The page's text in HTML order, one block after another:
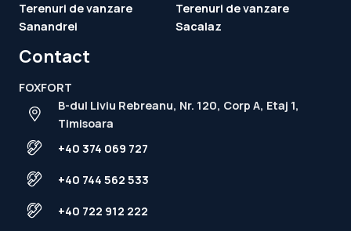
Terenuri de vanzare
Sanandrei
Terenuri de vanzare
Sacalaz
Contact
FOXFORT
B-dul Liviu Rebreanu, Nr. 120, Corp A, Etaj 1,
Timisoara
+40 374 069 727
+40 744 562 533
+40 722 912 222